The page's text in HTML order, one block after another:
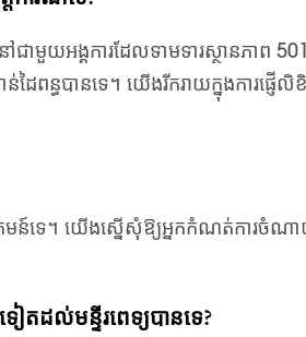
នៅជាមួយអង្គការដែលទាមទារស្ថានភាព
ៃពន្ធបានទេ។ យើងរីករាយក្នុងការផ្ញើ
មន៍ទេ។ យើងស្នើសុំឱ្យអ្នកកំណត់ការចំណ
ៀតដល់មន្ទីរពេទ្យបានទេ?